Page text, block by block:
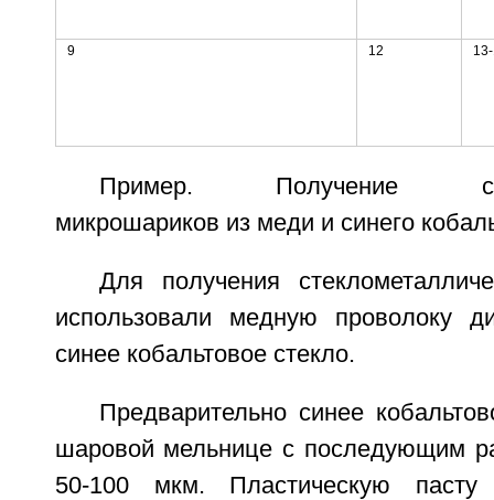
9 12
Пример. Получение
микрошариков из меди и синего
Для получения
использовали медную проволоку
синее кобальтовое стекло.
Предварительно синее
шаровой мельнице с последующим
50-100 мкм. Пластическую пасту